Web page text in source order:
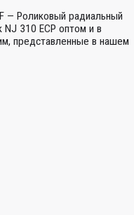
— Роликовый радиальный
310 ECP оптом и в
представленные в нашем